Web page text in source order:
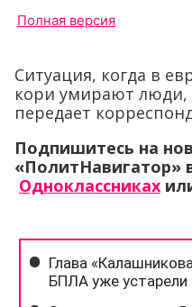
Полная версия
Ситуация, когда в
кори умирают люди,
передает
Подпишитесь на
«ПолитНавигатор»
Одноклассниках